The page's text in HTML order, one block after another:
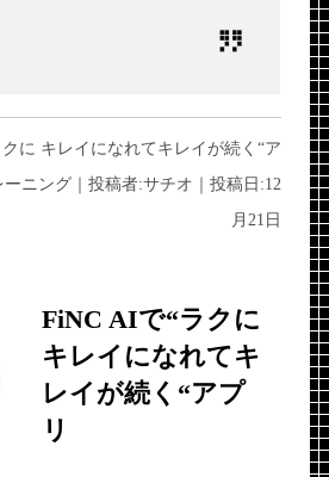
に キレイになれてキレイが続く“ア
ーニング｜投稿者:サチオ ｜投稿日:12
月21日
FiNC AIで“ラクに
キレイになれてキ
レイが続く“アプ
リ